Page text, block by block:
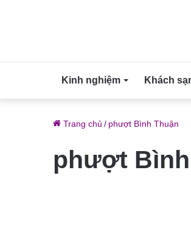
Kinh nghiệm Khách
Trang chủ / phượt Bình Thuận
phượt